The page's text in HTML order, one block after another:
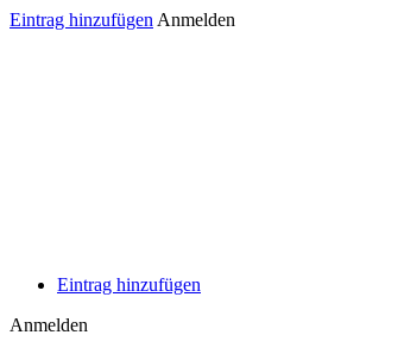
Eintrag hinzufügen Anmelden
Eintrag hinzufügen
Anmelden